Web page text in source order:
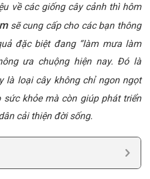
về các giống cây cảnh thì hôm
sẽ cung cấp cho các bạn thông
đặc biệt đang “làm mưa làm
ưa chuộng hiện nay. Đó là
là loại cây không chỉ ngon ngọt
khỏe mà còn giúp phát triển
cải thiện đời sống.